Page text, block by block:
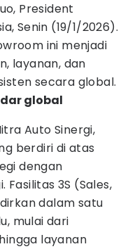
President
Senin (19/1/2026).
ini menjadi
layanan, dan
secara global.
global
Auto Sinergi,
berdiri di atas
dengan
Fasilitas 3S (Sales,
dalam satu
mulai dari
layanan